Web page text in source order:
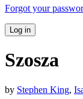
Forgot your
Log in
Szosza
by Stephen King,